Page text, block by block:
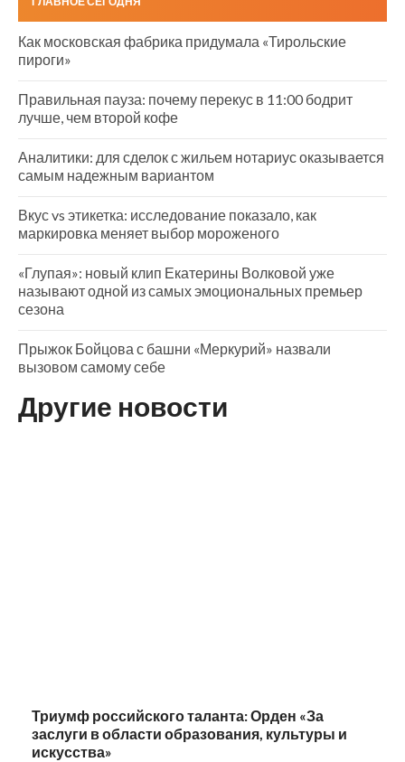
Как московская фабрика придумала «Тирольские
пироги»
Правильная пауза: почему перекус в 11:00 бодрит
лучше, чем второй кофе
Аналитики: для сделок с жильем нотариус оказывается
самым надежным вариантом
Вкус vs этикетка: исследование показало, как
маркировка меняет выбор мороженого
«Глупая»: новый клип Екатерины Волковой уже
называют одной из самых эмоциональных премьер
сезона
Прыжок Бойцова с башни «Меркурий» назвали
вызовом самому себе
Другие новости
Триумф российского таланта: Орден «За
заслуги в области образования, культуры и
искусства»